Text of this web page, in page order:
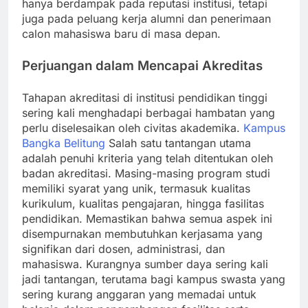
hanya berdampak pada reputasi institusi, tetapi
juga pada peluang kerja alumni dan penerimaan
calon mahasiswa baru di masa depan.
Perjuangan dalam Mencapai Akreditas
Tahapan akreditasi di institusi pendidikan tinggi
sering kali menghadapi berbagai hambatan yang
perlu diselesaikan oleh civitas akademika. Kampus
Bangka Belitung Salah satu tantangan utama
adalah penuhi kriteria yang telah ditentukan oleh
badan akreditasi. Masing-masing program studi
memiliki syarat yang unik, termasuk kualitas
kurikulum, kualitas pengajaran, hingga fasilitas
pendidikan. Memastikan bahwa semua aspek ini
disempurnakan membutuhkan kerjasama yang
signifikan dari dosen, administrasi, dan
mahasiswa. Kurangnya sumber daya sering kali
jadi tantangan, terutama bagi kampus swasta yang
sering kurang anggaran yang memadai untuk